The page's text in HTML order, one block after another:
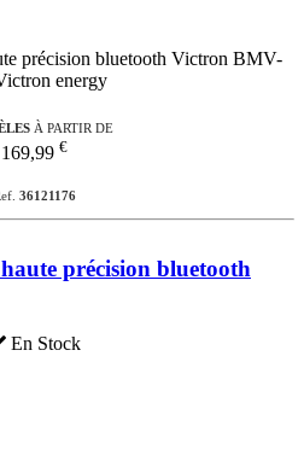
À PARTIR DE
169,99 €
36121176
précision bluetooth
En Stock